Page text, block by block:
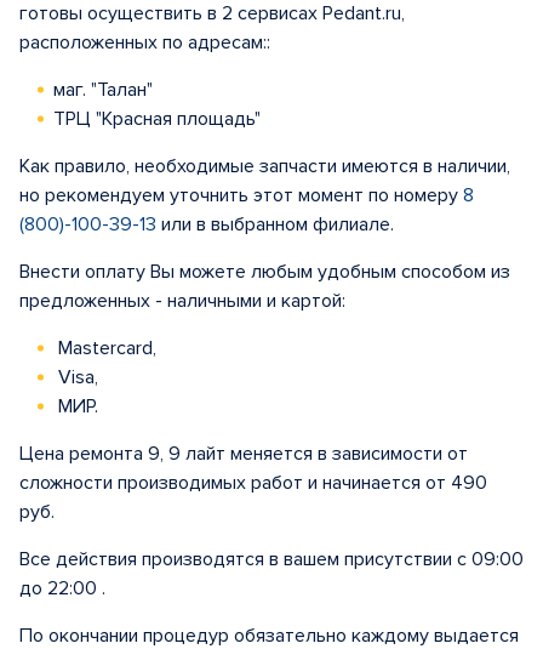
готовы осуществить в 2 сервисах Pedant.ru,
расположенных по адресам::
маг. "Талан"
ТРЦ "Красная площадь"
Как правило, необходимые запчасти имеются в наличии,
но рекомендуем уточнить этот момент по номеру 8
(800)-100-39-13 или в выбранном филиале.
Внести оплату Вы можете любым удобным способом из
предложенных - наличными и картой:
Mastercard,
Visa,
МИР.
Цена ремонта 9, 9 лайт меняется в зависимости от
сложности производимых работ и начинается от 490
руб.
Все действия производятся в вашем присутствии с 09:00
до 22:00 .
По окончании процедур обязательно каждому выдается